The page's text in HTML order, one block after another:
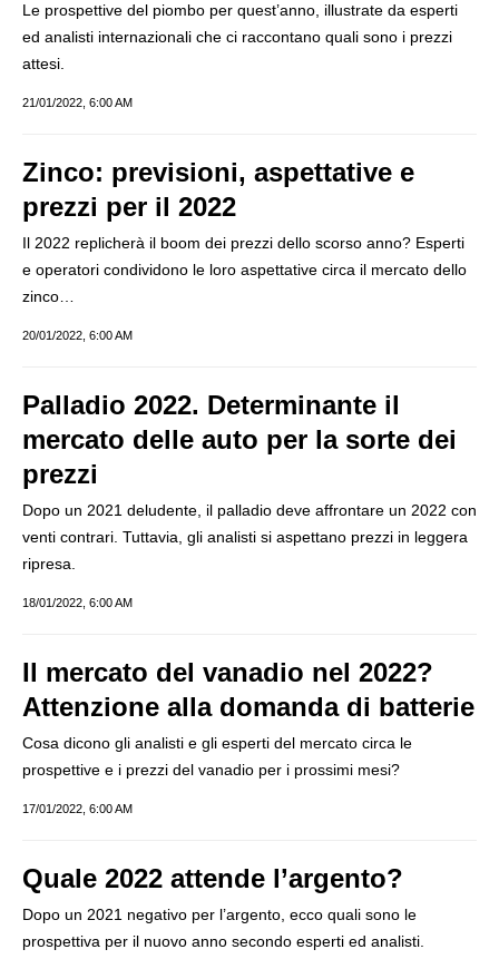
Le prospettive del piombo per quest’anno, illustrate da esperti
ed analisti internazionali che ci raccontano quali sono i prezzi
attesi.
21/01/2022, 6:00 AM
Zinco: previsioni, aspettative e
prezzi per il 2022
Il 2022 replicherà il boom dei prezzi dello scorso anno? Esperti
e operatori condividono le loro aspettative circa il mercato dello
zinco…
20/01/2022, 6:00 AM
Palladio 2022. Determinante il
mercato delle auto per la sorte dei
prezzi
Dopo un 2021 deludente, il palladio deve affrontare un 2022 con
venti contrari. Tuttavia, gli analisti si aspettano prezzi in leggera
ripresa.
18/01/2022, 6:00 AM
Il mercato del vanadio nel 2022?
Attenzione alla domanda di batterie
Cosa dicono gli analisti e gli esperti del mercato circa le
prospettive e i prezzi del vanadio per i prossimi mesi?
17/01/2022, 6:00 AM
Quale 2022 attende l’argento?
Dopo un 2021 negativo per l’argento, ecco quali sono le
prospettiva per il nuovo anno secondo esperti ed analisti.